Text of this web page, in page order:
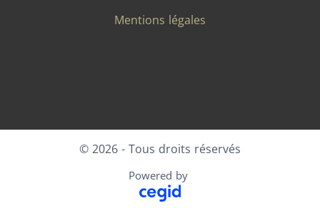
Mentions légales
© 2026 - Tous droits réservés
Powered by